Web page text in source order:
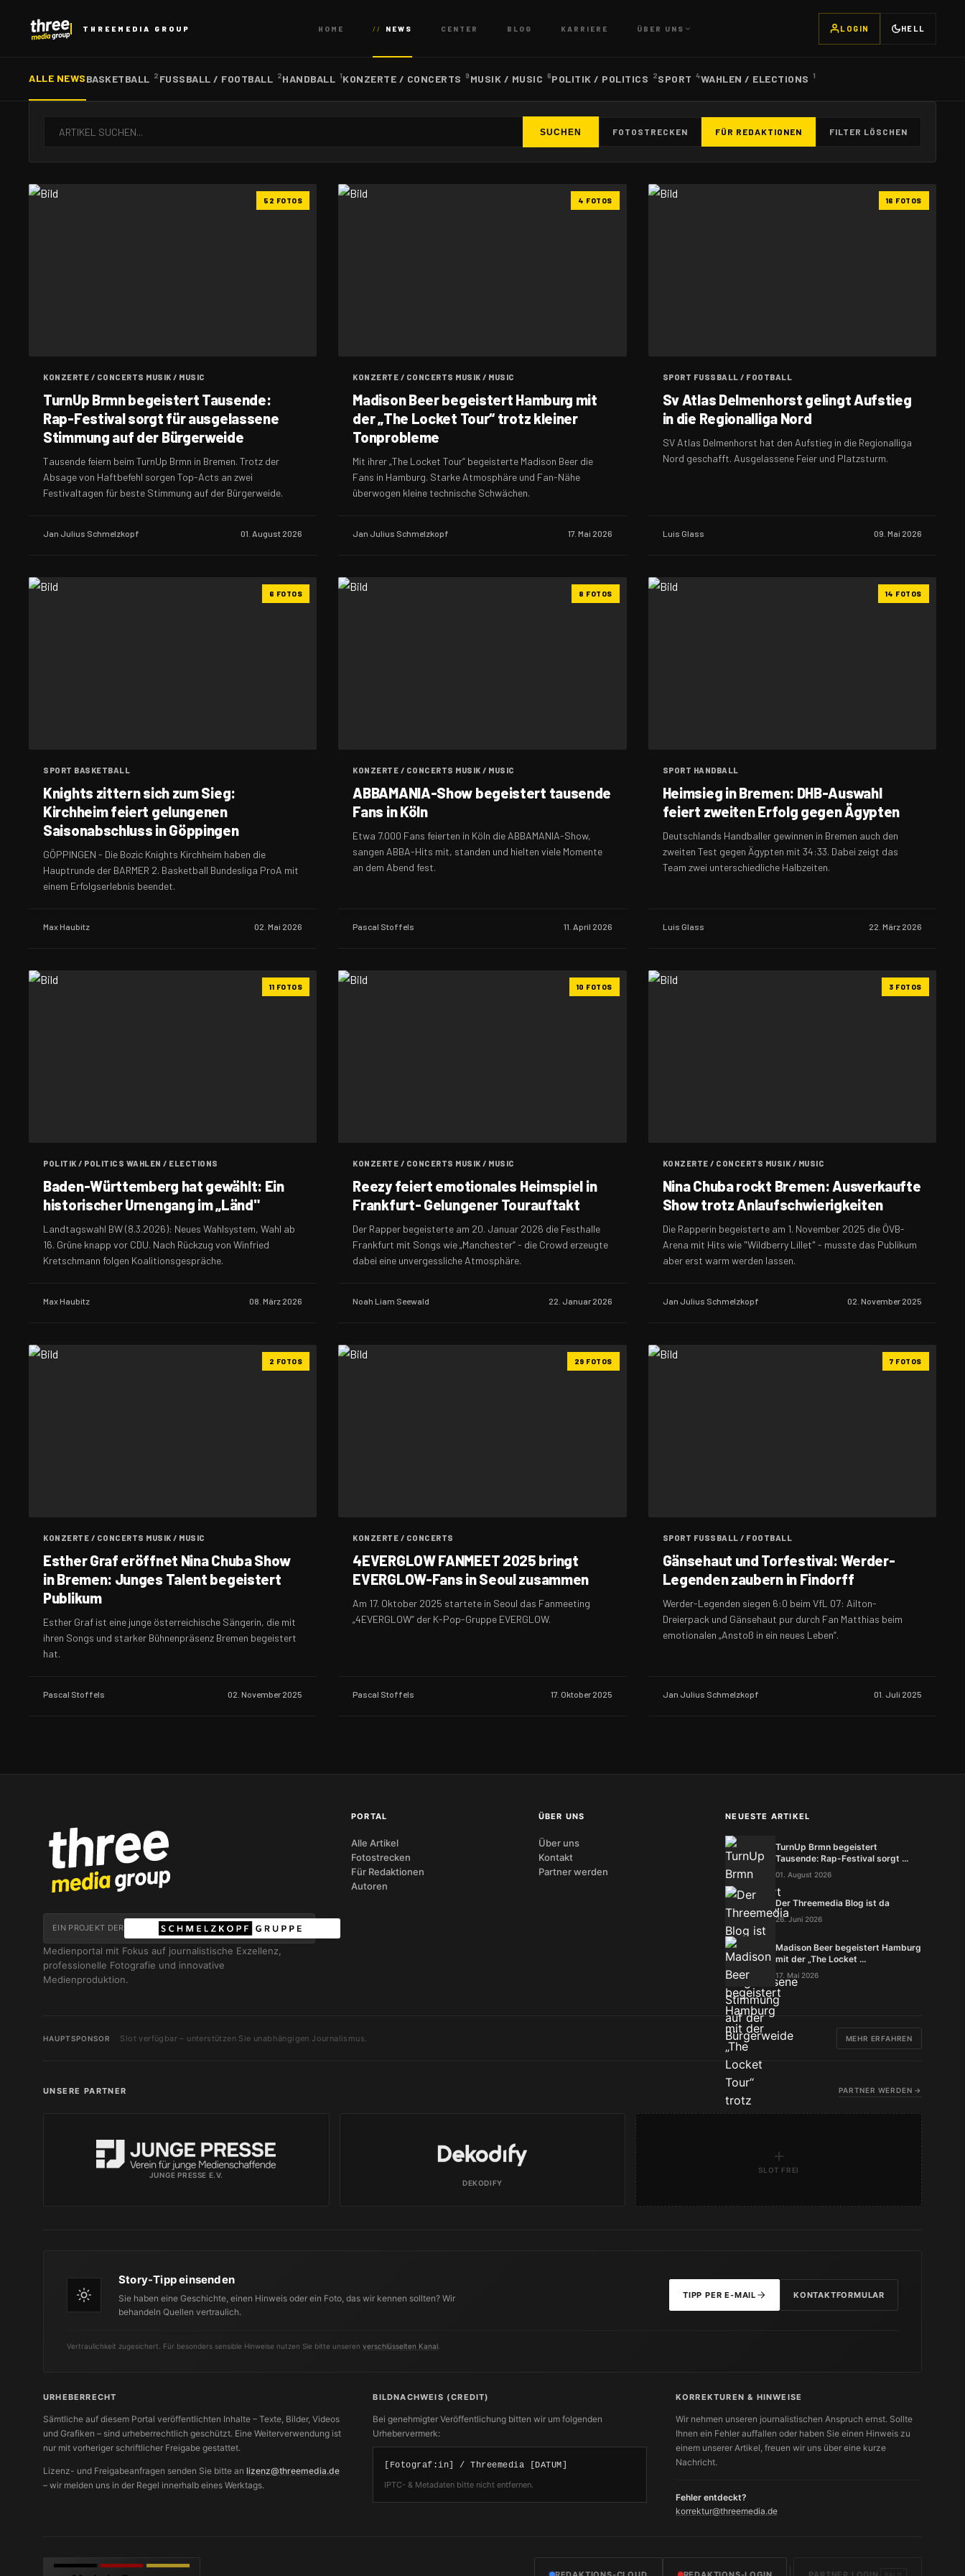
THREEMEDIA GROUP HOME NEWS CENTER BLOG KARRIERE ÜBER UNS LOGIN HELL
ALLE NEWSBASKETBALL 2 FUSSBALL / FOOTBALL 2HANDBALL 1KONZERTE / CONCERTS 9 MUSIK / MUSIC 6POLITIK / POLITICS 2SPORT 4WAHLEN / ELECTIONS 1
SUCHEN FOTOSTRECKEN FÜR REDAKTIONEN FILTER LÖSCHEN
52 FOTOS
KONZERTE / CONCERTS MUSIK / MUSIC
TurnUp Brmn begeistert Tausende:
Rap-Festival sorgt für ausgelassene
Stimmung auf der Bürgerweide
Tausende feiern beim TurnUp Brmn in Bremen. Trotz der
Absage von Haftbefehl sorgen Top-Acts an zwei
Festivaltagen für beste Stimmung auf der Bürgerweide.
Jan Julius Schmelzkopf 01. August 2026
4 FOTOS
KONZERTE / CONCERTS MUSIK / MUSIC
Madison Beer begeistert Hamburg mit
der „The Locket Tour“ trotz kleiner
Tonprobleme
Mit ihrer „The Locket Tour“ begeisterte Madison Beer die
Fans in Hamburg. Starke Atmosphäre und Fan-Nähe
überwogen kleine technische Schwächen.
Jan Julius Schmelzkopf 17. Mai 2026
16 FOTOS
SPORT FUSSBALL / FOOTBALL
Sv Atlas Delmenhorst gelingt Aufstieg
in die Regionalliga Nord
SV Atlas Delmenhorst hat den Aufstieg in die Regionalliga
Nord geschafft. Ausgelassene Feier und Platzsturm.
Luis Glass 09. Mai 2026
6 FOTOS
SPORT BASKETBALL
Knights zittern sich zum Sieg:
Kirchheim feiert gelungenen
Saisonabschluss in Göppingen
GÖPPINGEN - Die Bozic Knights Kirchheim haben die
Hauptrunde der BARMER 2. Basketball Bundesliga ProA mit
einem Erfolgserlebnis beendet.
Max Haubitz 02. Mai 2026
8 FOTOS
KONZERTE / CONCERTS MUSIK / MUSIC
ABBAMANIA-Show begeistert tausende
Fans in Köln
Etwa 7.000 Fans feierten in Köln die ABBAMANIA-Show,
sangen ABBA-Hits mit, standen und hielten viele Momente
an dem Abend fest.
Pascal Stoffels 11. April 2026
14 FOTOS
SPORT HANDBALL
Heimsieg in Bremen: DHB-Auswahl
feiert zweiten Erfolg gegen Ägypten
​Deutschlands Handballer gewinnen in Bremen auch den
zweiten Test gegen Ägypten mit 34:33. Dabei zeigt das
Team zwei unterschiedliche Halbzeiten.
Luis Glass 22. März 2026
11 FOTOS
POLITIK / POLITICS WAHLEN / ELECTIONS
Baden-Württemberg hat gewählt: Ein
historischer Urnengang im „Länd"
Landtagswahl BW (8.3.2026): Neues Wahlsystem, Wahl ab
16. Grüne knapp vor CDU. Nach Rückzug von Winfried
Kretschmann folgen Koalitionsgespräche.
Max Haubitz 08. März 2026
10 FOTOS
KONZERTE / CONCERTS MUSIK / MUSIC
Reezy feiert emotionales Heimspiel in
Frankfurt- Gelungener Tourauftakt
Der Rapper begeisterte am 20. Januar 2026 die Festhalle
Frankfurt mit Songs wie „Manchester“ - die Crowd erzeugte
dabei eine unvergessliche Atmosphäre.
Noah Liam Seewald 22. Januar 2026
3 FOTOS
KONZERTE / CONCERTS MUSIK / MUSIC
Nina Chuba rockt Bremen: Ausverkaufte
Show trotz Anlaufschwierigkeiten
Die Rapperin begeisterte am 1. November 2025 die ÖVB-
Arena mit Hits wie "Wildberry Lillet" - musste das Publikum
aber erst warm werden lassen.
Jan Julius Schmelzkopf 02. November 2025
2 FOTOS
KONZERTE / CONCERTS MUSIK / MUSIC
Esther Graf eröffnet Nina Chuba Show
in Bremen: Junges Talent begeistert
Publikum
Esther Graf ist eine junge österreichische Sängerin, die mit
ihren Songs und starker Bühnenpräsenz Bremen begeistert
hat.
Pascal Stoffels 02. November 2025
29 FOTOS
KONZERTE / CONCERTS
4EVERGLOW FANMEET 2025 bringt
EVERGLOW-Fans in Seoul zusammen
Am 17. Oktober 2025 startete in Seoul das Fanmeeting
„4EVERGLOW“ der K-Pop-Gruppe EVERGLOW.
Pascal Stoffels 17. Oktober 2025
7 FOTOS
SPORT FUSSBALL / FOOTBALL
Gänsehaut und Torfestival: Werder-
Legenden zaubern in Findorff
Werder-Legenden siegen 6:0 beim VfL 07: Ailton-
Dreierpack und Gänsehaut pur durch Fan Matthias beim
emotionalen „Anstoß in ein neues Leben“.
Jan Julius Schmelzkopf 01. Juli 2025
EIN PROJEKT DER
Medienportal mit Fokus auf journalistische Exzellenz,
professionelle Fotografie und innovative
Medienproduktion.
PORTAL
Alle Artikel
Fotostrecken
Für Redaktionen
Autoren
ÜBER UNS
Über uns
Kontakt
Partner werden
NEUESTE ARTIKEL
TurnUp Brmn begeistert
Tausende: Rap-Festival sorgt ...
01. August 2026
Der Threemedia Blog ist da
26. Juni 2026
Madison Beer begeistert Hamburg
mit der „The Locket ...
17. Mai 2026
HAUPTSPONSOR Slot verfügbar – unterstützen Sie unabhängigen Journalismus. MEHR ERFAHREN
UNSERE PARTNER PARTNER WERDEN →
JUNGE PRESSE E.V.
DEKODIFY
+
SLOT FREI
Story-Tipp einsenden
Sie haben eine Geschichte, einen Hinweis oder ein Foto, das wir kennen sollten? Wir
behandeln Quellen vertraulich.
TIPP PER E-MAIL KONTAKTFORMULAR
Vertraulichkeit zugesichert. Für besonders sensible Hinweise nutzen Sie bitte unseren verschlüsselten Kanal
URHEBERRECHT
Sämtliche auf diesem Portal veröffentlichten Inhalte – Texte, Bilder, Videos
und Grafiken – sind urheberrechtlich geschützt. Eine Weiterverwendung ist
nur mit vorheriger schriftlicher Freigabe gestattet.
Lizenz- und Freigabeanfragen senden Sie bitte an lizenz@threemedia.de
– wir melden uns in der Regel innerhalb eines Werktags.
BILDNACHWEIS (CREDIT)
Bei genehmigter Veröffentlichung bitten wir um folgenden
Urhebervermerk:
[Fotograf:in] / Threemedia [DATUM]
IPTC- & Metadaten bitte nicht entfernen.
KORREKTUREN & HINWEISE
Wir nehmen unseren journalistischen Anspruch ernst. Sollte
Ihnen ein Fehler auffallen oder haben Sie einen Hinweis zu
einem unserer Artikel, freuen wir uns über eine kurze
Nachricht.
Fehler entdeckt?
korrektur@threemedia.de